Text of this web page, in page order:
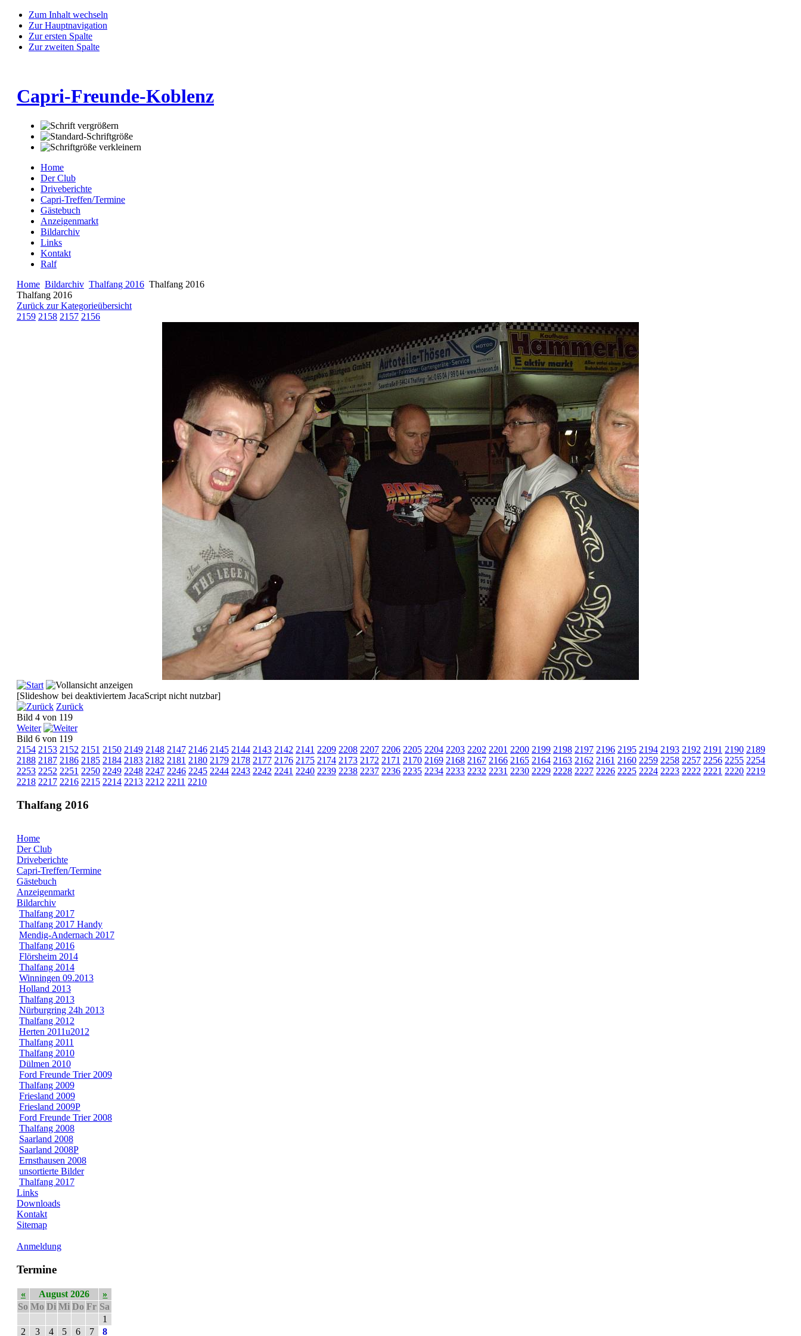
Zum Inhalt wechseln
Zur Hauptnavigation
Zur ersten Spalte
Zur zweiten Spalte
Capri-Freunde-Koblenz
Home
Der Club
Driveberichte
Capri-Treffen/Termine
Gästebuch
Anzeigenmarkt
Bildarchiv
Links
Kontakt
Ralf
Home Bildarchiv Thalfang 2016 Thalfang 2016
Thalfang 2016
Zurück zur Kategorieübersicht
2159 2158 2157 2156
[Slideshow bei deaktiviertem JacaScript nicht nutzbar]
Zurück
Bild 4 von 119
Weiter
Bild 6 von 119
2154 2153 2152 2151 2150 2149 2148 2147 2146 2145 2144 2143 2142 2141 2209 2208 2207 2206 2205 2204 2203 2202 2201 2200 2199 2198 2197 2196 2195 2194 2193 2192 2191 2190 2189
2188 2187 2186 2185 2184 2183 2182 2181 2180 2179 2178 2177 2176 2175 2174 2173 2172 2171 2170 2169 2168 2167 2166 2165 2164 2163 2162 2161 2160 2259 2258 2257 2256 2255 2254
2253 2252 2251 2250 2249 2248 2247 2246 2245 2244 2243 2242 2241 2240 2239 2238 2237 2236 2235 2234 2233 2232 2231 2230 2229 2228 2227 2226 2225 2224 2223 2222 2221 2220 2219
2218 2217 2216 2215 2214 2213 2212 2211 2210
Thalfang 2016
Home
Der Club
Driveberichte
Capri-Treffen/Termine
Gästebuch
Anzeigenmarkt
Bildarchiv
Thalfang 2017
Thalfang 2017 Handy
Mendig-Andernach 2017
Thalfang 2016
Flörsheim 2014
Thalfang 2014
Winningen 09.2013
Holland 2013
Thalfang 2013
Nürburgring 24h 2013
Thalfang 2012
Herten 2011u2012
Thalfang 2011
Thalfang 2010
Dülmen 2010
Ford Freunde Trier 2009
Thalfang 2009
Friesland 2009
Friesland 2009P
Ford Freunde Trier 2008
Thalfang 2008
Saarland 2008
Saarland 2008P
Ernsthausen 2008
unsortierte Bilder
Thalfang 2017
Links
Downloads
Kontakt
Sitemap
Anmeldung
Termine
« August 2026
»
So Mo Di Mi Do Fr Sa
1
2
3 4 5 6 7 8